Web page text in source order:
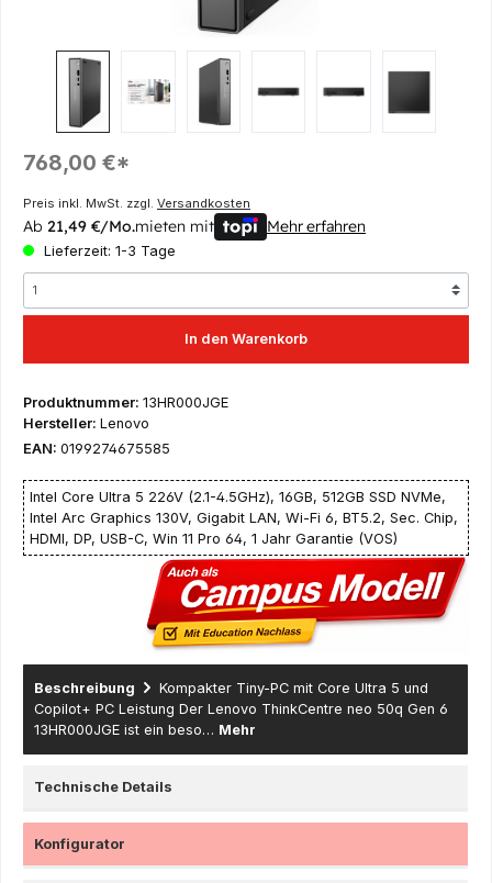
Regulärer Preis:
768,00 €*
Preis inkl. MwSt. zzgl. Versandkosten
Ab 21,49 €/Mo.mieten mit Mehr erfahren
Lieferzeit: 1-3 Tage
In den Warenkorb
Produktnummer: 13HR000JGE
Hersteller: Lenovo
EAN: 0199274675585
Intel Core Ultra 5 226V (2.1-4.5GHz), 16GB, 512GB SSD NVMe,
Intel Arc Graphics 130V, Gigabit LAN, Wi-Fi 6, BT5.2, Sec. Chip,
HDMI, DP, USB-C, Win 11 Pro 64, 1 Jahr Garantie (VOS)
Beschreibung
Kompakter Tiny-PC mit Core Ultra 5 und
Copilot+ PC Leistung Der Lenovo ThinkCentre neo 50q Gen 6
13HR000JGE ist ein beso… Mehr
Technische Details
Konfigurator